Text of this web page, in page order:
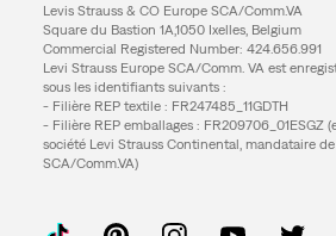
Levis Strauss & CO Europe SCA/Comm.VA
Square du Bastion 1A,1050 Ixelles, Belgium
Commercial Registered Number: 424.656.991
Levi Strauss Europe SCA/Comm. VA est
sous les identifiants suivants :
- Filière REP textile : FR247485_11GDTH
- Filière REP emballages : FR209706_01ESGZ
société Levi Strauss Continental, mandataire
SCA/Comm.VA)